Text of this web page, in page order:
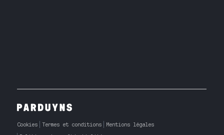
Cookies Termes et conditions
Mentions légales